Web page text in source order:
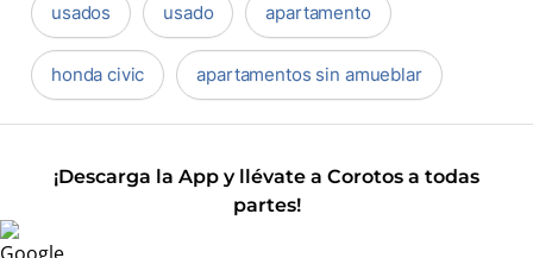
usados usado apartamento
honda civic apartamentos sin amueblar
¡Descarga la App y llévate a Corotos a todas
partes!